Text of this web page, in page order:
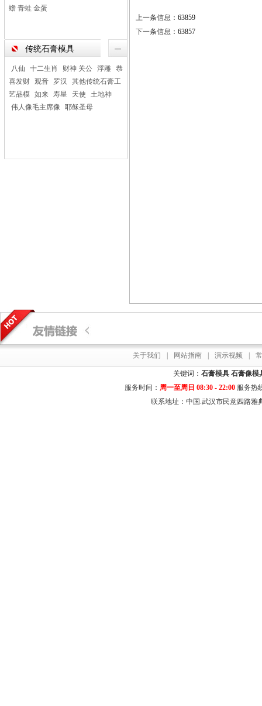
蟾 青蛙 金蛋
传统石膏模具
八仙 十二生肖 财神 关公 浮雕 恭
喜发财 观音 罗汉
其他传统石膏工
艺品模 如来 寿星 天使
土地神
伟人像毛主席像 耶稣圣母
上一条信息： 63859
下一条信息： 63857
关于我们 网站指南 演示视频
关键词： 石膏模具 石膏像模
服务时间： 周一至周日 08:30 - 22:00服务热
联系地址：中国.武汉市民意四路雅